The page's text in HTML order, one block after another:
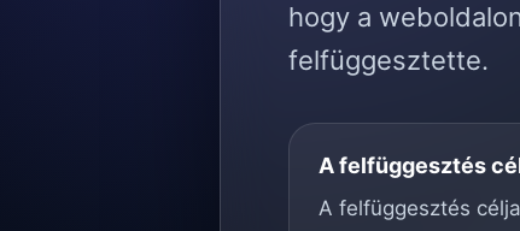
hogy a
felfüggesztette.
A felfüggesztés
A felfüggesztés